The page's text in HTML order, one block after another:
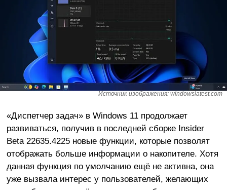
Источник изображения: windowslatest.com
«Диспетчер задач» в Windows 11 продолжает
развиваться, получив в последней сборке Insider
Beta 22635.4225 новые функции, которые позволят
отображать больше информации о накопителе. Хотя
данная функция по умолчанию ещё не активна, она
уже вызвала интерес у пользователей, желающих